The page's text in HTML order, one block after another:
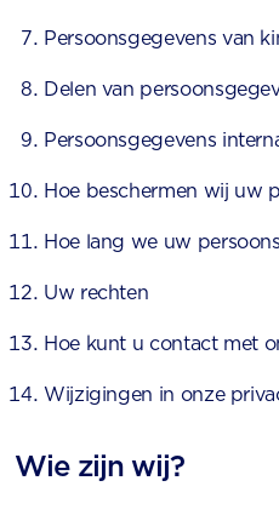
Persoonsgegevens van
Delen van
Persoonsgegevens
Hoe beschermen wij uw
Hoe lang we uw
Uw rechten
Hoe kunt u contact met
Wijzigingen in onze
Wie zijn wij?